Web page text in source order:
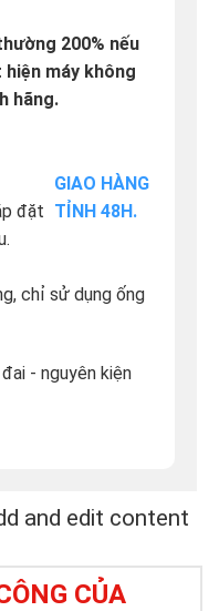
200% nếu
hiện máy không
hãng.
đặt
GIAO HÀNG
TỈNH 48H.
chỉ sử dụng ống
- nguyên kiện
and edit content
CỦA